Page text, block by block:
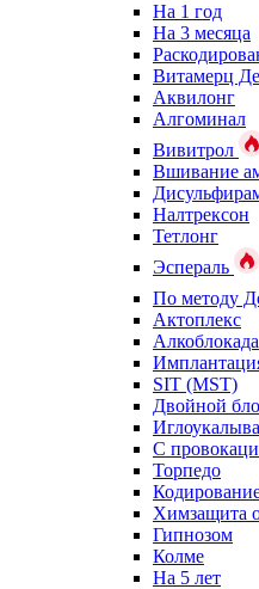
На 1 год
На 3 месяца
Витамерц
Аквилонг
Алгоминал
Вивитрол
Вшивание
Налтрексон
Тетлонг
Эспераль
По методу
Актоплекс
Алкоблокада
SIT (MST)
Двойной
С
Торпедо
Химзащита
Гипнозом
Колме
На 5 лет